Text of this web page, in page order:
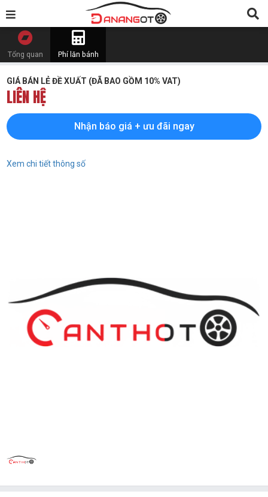
Tổng quan Phí lăn bánh
GIÁ BÁN LẺ ĐỀ XUẤT (ĐÃ BAO GỒM 10% VAT)
LIÊN HỆ
Nhận báo giá + ưu đãi ngay
Xem chi tiết thông số